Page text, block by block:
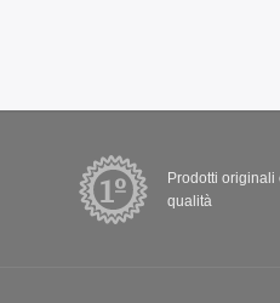
Prodotti originali
qualità